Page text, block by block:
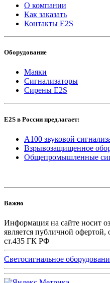
О компании
Как заказать
Контакты E2S
Оборудование
Маяки
Сигнализаторы
Сирены E2S
E2S в России предлагает:
A100 звуковой
Взрывозащищенное
Общепромышленные
Важно
Информация на сайте носит
является публичной
ст.435 ГК РФ
Светосигнальное